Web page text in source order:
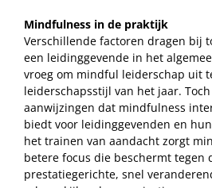
Mindfulness in de praktijk
Verschillende factoren dragen bij
een leidinggevende in het
vroeg om mindful leiderschap uit
leiderschapsstijl van het jaar.
aanwijzingen dat mindfulness
biedt voor leidinggevenden en
het trainen van aandacht zorgt
betere focus die beschermt tegen
prestatiegerichte, snel